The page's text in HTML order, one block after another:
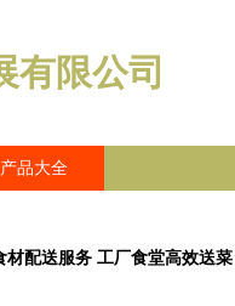
有限公司
产品大全
材配送服务 工厂食堂高效送菜